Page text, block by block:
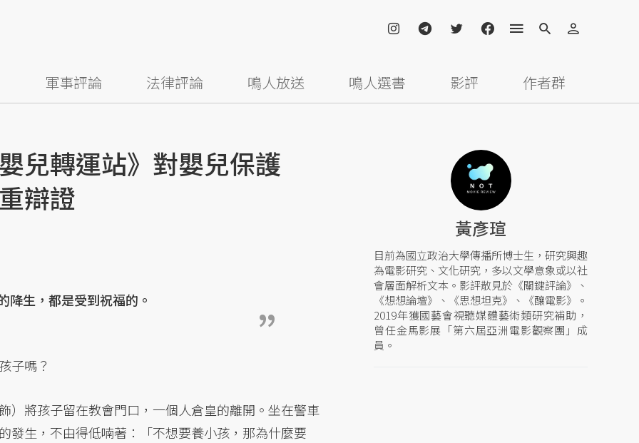
軍事評論 法律評論 鳴人放送 鳴人選書 影評 作者群
兒轉運站》對嬰兒保護
辯證
降生，都是受到祝福的。
子嗎？
）將孩子留在教會門口，一個人倉皇的離開。坐在警車
發生，不由得低喃著：「不想要養小孩，那為什麼要
黃彥瑄
目前為國立政治大學傳播所博士生，研究興趣
為電影研究、文化研究，多以文學意象或以社
會層面解析文本。影評散見於《關鍵評論》、
《想想論壇》、《思想坦克》、《釀電影》。
2019年獲國藝會視聽媒體藝術類研究補助，
曾任金馬影展「第六屆亞洲電影觀察團」成
員。